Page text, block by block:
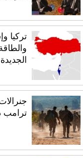
تركيا
الجديدة
ترامب